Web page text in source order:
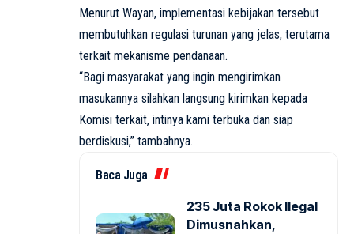
Menurut Wayan, implementasi kebijakan tersebut
membutuhkan regulasi turunan yang jelas, terutama
terkait mekanisme pendanaan.
“Bagi masyarakat yang ingin mengirimkan
masukannya silahkan langsung kirimkan kepada
Komisi terkait, intinya kami terbuka dan siap
berdiskusi,” tambahnya.
Baca Juga
235 Juta Rokok Ilegal
Dimusnahkan,